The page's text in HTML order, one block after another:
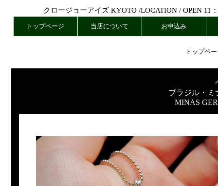
クロージョーアイズ KYOTO /LOCATION / OPEN 11
トップページ 当店について お申込み
トップペ
ブラジル・
MINAS